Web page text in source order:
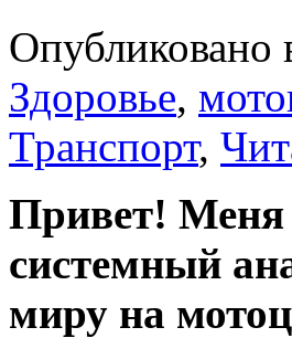
Опубликовано
Здоровье,
Транспорт,
Привет! Меня
системный
миру на